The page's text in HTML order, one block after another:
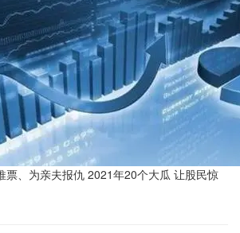
票、为亲夫报仇 2021年20个大瓜 让股民惊